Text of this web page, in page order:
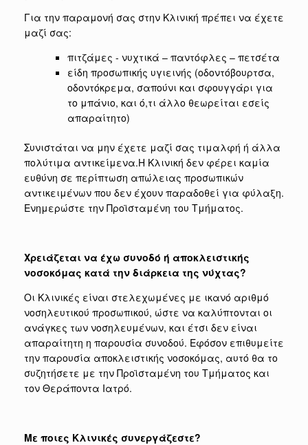
Για την παραμονή σας στην Κλινική πρέπει να έχετε
μαζί σας:
πιτζάμες - νυχτικά – παντόφλες – πετσέτα
είδη προσωπικής υγιεινής (οδοντόβουρτσα,
οδοντόκρεμα, σαπούνι και σφουγγάρι για
το μπάνιο, και ό,τι άλλο θεωρείται εσείς
απαραίτητο)
Συνιστάται να μην έχετε μαζί σας τιμαλφή ή άλλα
πολύτιμα αντικείμενα.Η Κλινική δεν φέρει καμία
ευθύνη σε περίπτωση απώλειας προσωπικών
αντικειμένων που δεν έχουν παραδοθεί για φύλαξη.
Ενημερώστε την Προϊσταμένη του Τμήματος.
Χρειάζεται να έχω συνοδό ή αποκλειστικής
νοσοκόμας κατά την διάρκεια της νύχτας?
Οι Κλινικές είναι στελεχωμένες με ικανό αριθμό
νοσηλευτικού προσωπικού, ώστε να καλύπτονται οι
ανάγκες των νοσηλευμένων, και έτσι δεν είναι
απαραίτητη η παρουσία συνοδού. Εφόσον επιθυμείτε
την παρουσία αποκλειστικής νοσοκόμας, αυτό θα το
συζητήσετε με την Προϊσταμένη του Τμήματος και
τον Θεράποντα Ιατρό.
Με ποιες Κλινικές συνεργάζεστε?